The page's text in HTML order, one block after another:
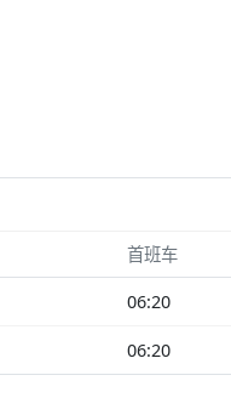
首班车
06:20
06:20